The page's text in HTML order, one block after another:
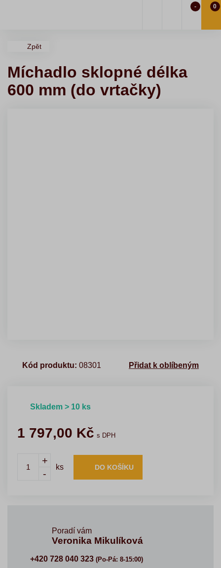
- 0
Zpět
Míchadlo sklopné délka
600 mm (do vrtačky)
Kód produktu: 08301 Přidat k oblíbeným
Skladem > 10 ks
1 797,00 Kč s DPH
+
-
ks DO KOŠÍKU
Poradí vám
Veronika Mikulíková
+420 728 040 323 (Po-Pá: 8-15:00)